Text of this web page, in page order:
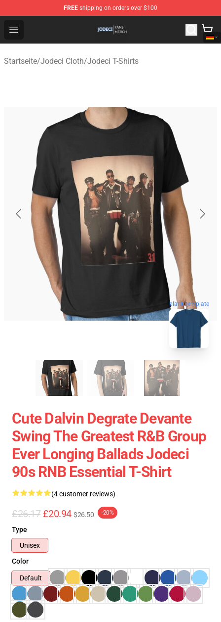
FREE shipping on orders over $100
Open menu
Jodeci Shop - Official Jodeci Merchandise Store
Startseite/Jodeci Cloth/Jodeci T-Shirts
blank template
Cute Dalvin Degrate Devante
Swing The Greatest R&B Group
Ever Longing Ballads Jodeci
90s RNB Essential T-Shirt
(4 customer reviews)
£26.17 £20.94 $26.50 -20%
Type
Unisex
Color
Default